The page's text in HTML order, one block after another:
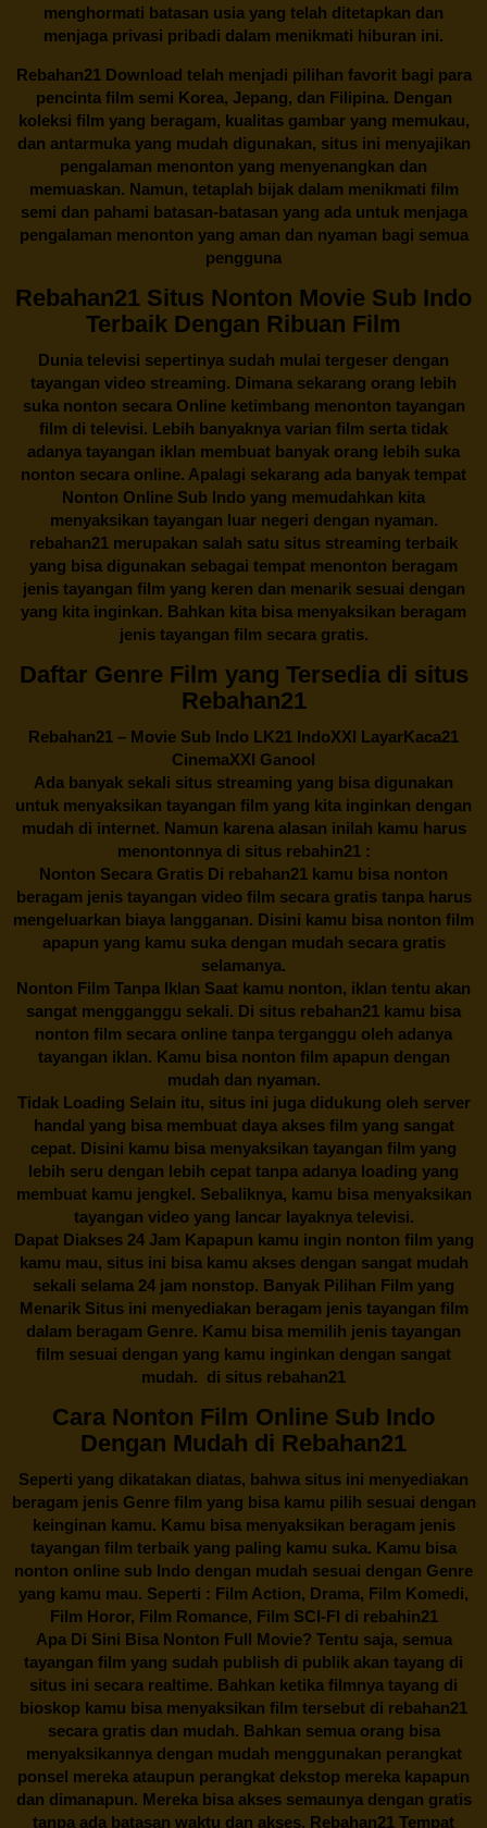
menghormati batasan usia yang telah ditetapkan dan
menjaga privasi pribadi dalam menikmati hiburan ini.
Rebahan21Download telah menjadi pilihan favorit bagi para
pencinta film semi Korea, Jepang, dan Filipina. Dengan
koleksi film yang beragam, kualitas gambar yang memukau,
dan antarmuka yang mudah digunakan, situs ini menyajikan
pengalaman menonton yang menyenangkan dan
memuaskan. Namun, tetaplah bijak dalam menikmati film
semi dan pahami batasan-batasan yang ada untuk menjaga
pengalaman menonton yang aman dan nyaman bagi semua
pengguna
Rebahan21 Situs Nonton Movie Sub Indo
Terbaik Dengan Ribuan Film
Dunia televisi sepertinya sudah mulai tergeser dengan
tayangan video streaming. Dimana sekarang orang lebih
suka nonton secara Online ketimbang menonton tayangan
film di televisi. Lebih banyaknya varian film serta tidak
adanya tayangan iklan membuat banyak orang lebih suka
nonton secara online. Apalagi sekarang ada banyak tempat
Nonton Online Sub Indo yang memudahkan kita
menyaksikan tayangan luar negeri dengan nyaman.
rebahan21 merupakan salah satu situs streaming terbaik
yang bisa digunakan sebagai tempat menonton beragam
jenis tayangan film yang keren dan menarik sesuai dengan
yang kita inginkan. Bahkan kita bisa menyaksikan beragam
jenis tayangan film secara gratis.
Daftar Genre Film yang Tersedia di situs
Rebahan21
Rebahan21 – Movie Sub Indo LK21 IndoXXI LayarKaca21
CinemaXXI Ganool
Ada banyak sekali situs streaming yang bisa digunakan
untuk menyaksikan tayangan film yang kita inginkan dengan
mudah di internet. Namun karena alasan inilah kamu harus
menontonnya di situs rebahin21 :
Nonton Secara Gratis Di rebahan21 kamu bisa nonton
beragam jenis tayangan video film secara gratis tanpa harus
mengeluarkan biaya langganan. Disini kamu bisa nonton film
apapun yang kamu suka dengan mudah secara gratis
selamanya.
Nonton Film Tanpa Iklan Saat kamu nonton, iklan tentu akan
sangat mengganggu sekali. Di situs rebahan21 kamu bisa
nonton film secara online tanpa terganggu oleh adanya
tayangan iklan. Kamu bisa nonton film apapun dengan
mudah dan nyaman.
Tidak Loading Selain itu, situs ini juga didukung oleh server
handal yang bisa membuat daya akses film yang sangat
cepat. Disini kamu bisa menyaksikan tayangan film yang
lebih seru dengan lebih cepat tanpa adanya loading yang
membuat kamu jengkel. Sebaliknya, kamu bisa menyaksikan
tayangan video yang lancar layaknya televisi.
Dapat Diakses 24 Jam Kapapun kamu ingin nonton film yang
kamu mau, situs ini bisa kamu akses dengan sangat mudah
sekali selama 24 jam nonstop. Banyak Pilihan Film yang
Menarik Situs ini menyediakan beragam jenis tayangan film
dalam beragam Genre. Kamu bisa memilih jenis tayangan
film sesuai dengan yang kamu inginkan dengan sangat
mudah. di situs rebahan21
Cara Nonton Film Online Sub Indo
Dengan Mudah di Rebahan21
Seperti yang dikatakan diatas, bahwa situs ini menyediakan
beragam jenis Genre film yang bisa kamu pilih sesuai dengan
keinginan kamu. Kamu bisa menyaksikan beragam jenis
tayangan film terbaik yang paling kamu suka. Kamu bisa
nonton online sub Indo dengan mudah sesuai dengan Genre
yang kamu mau. Seperti : Film Action, Drama, Film Komedi,
Film Horor, Film Romance, Film SCI-FI di rebahin21
Apa Di Sini Bisa Nonton Full Movie? Tentu saja, semua
tayangan film yang sudah publish di publik akan tayang di
situs ini secara realtime. Bahkan ketika filmnya tayang di
bioskop kamu bisa menyaksikan film tersebut di rebahan21
secara gratis dan mudah. Bahkan semua orang bisa
menyaksikannya dengan mudah menggunakan perangkat
ponsel mereka ataupun perangkat dekstop mereka kapapun
dan dimanapun. Mereka bisa akses semaunya dengan gratis
tanpa ada batasan waktu dan akses. Rebahan21 Tempat